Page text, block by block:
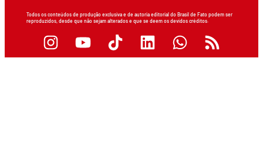
Todos os conteúdos de produção exclusiva e de autoria editorial do Brasil de Fato podem ser
reproduzidos, desde que não sejam alterados e que se deem os devidos créditos.